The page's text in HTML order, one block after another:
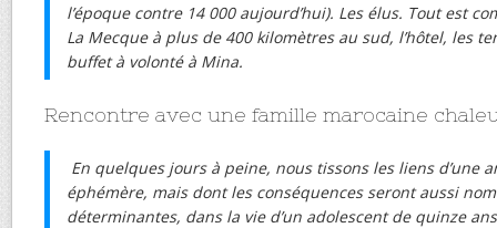
l’époque contre 14 000 aujourd’hui). Les élus. Tout est
La Mecque à plus de 400 kilomètres au sud, l’hôtel, les
buffet à volonté à Mina.
Rencontre avec une famille marocaine
En quelques jours à peine, nous tissons les liens d’une
éphémère, mais dont les conséquences seront aussi
déterminantes, dans la vie d’un adolescent de quinze